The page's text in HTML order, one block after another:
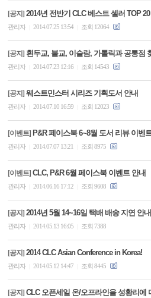
[공지] 2014년 전반기 CLC 베스트 셀러 TOP
관리자 2014.07.25 13:54 조회 12064
[공지] 흰두교, 불교, 이슬람, 가톨릭과 공통점
관리자 2014.07.23 12:16 조회 14543
[공지] 웨스트민스터 시리즈 기획도서 안내
관리자 2014.07.10 16:59 조회 12023
[이벤트] P&R 페이스북 6~8월 도서 리뷰 이벤
관리자 2014.07.07 13:21 조회 8975
[이벤트] CLC, P&R 6월 페이스북 이벤트 안내
관리자 2014.06.16 17:12 조회 9608
[공지] 2014년 5월 14~16일 택배 배송 지연 안내
관리자 2014.05.13 16:05 조회 7388
[공지] 2014 CLC Asian Conference in Korea!
관리자 2014.05.12 14:47 조회 8445
[공지] CLC 오픈세일 온/오프라인을 성황리에